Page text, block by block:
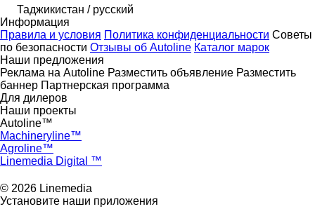
Таджикистан / русский
Информация
Правила и условия Политика конфиденциальности Советы
по безопасности Отзывы об Autoline Каталог марок
Наши предложения
Реклама на Autoline Разместить объявление Разместить
баннер Партнерская программа
Для дилеров
Наши проекты
Autoline™
Machineryline™
Agroline™
Linemedia Digital ™
© 2026 Linemedia
Установите наши приложения